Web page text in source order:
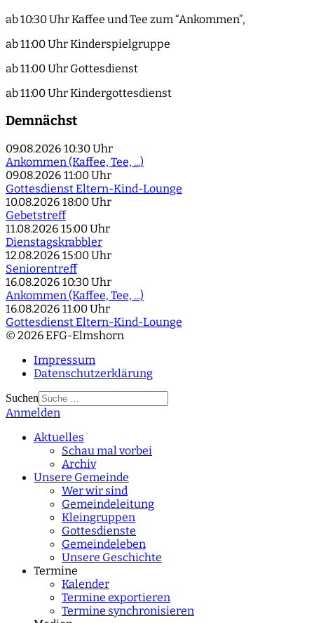
ab 10:30 Uhr Kaffee und Tee zum “Ankommen”,
ab 11:00 Uhr Kinderspielgruppe
ab 11:00 Uhr Gottesdienst
ab 11:00 Uhr Kindergottesdienst
Demnächst
09.08.2026 10:30 Uhr
Ankommen (Kaffee, Tee, ...)
09.08.2026 11:00 Uhr
Gottesdienst Eltern-Kind-Lounge
10.08.2026 18:00 Uhr
Gebetstreff
11.08.2026 15:00 Uhr
Dienstagskrabbler
12.08.2026 15:00 Uhr
Seniorentreff
16.08.2026 10:30 Uhr
Ankommen (Kaffee, Tee, ...)
16.08.2026 11:00 Uhr
Gottesdienst Eltern-Kind-Lounge
© 2026 EFG-Elmshorn
Impressum
Datenschutzerklärung
Suchen
Type 2 or more
Anmelden
Aktuelles
Schau mal vorbei
Archiv
Unsere Gemeinde
Wer wir sind
Gemeindeleitung
Kleingruppen
Gottesdienste
Gemeindeleben
Unsere Geschichte
Termine
Kalender
Termine exportieren
Termine synchronisieren